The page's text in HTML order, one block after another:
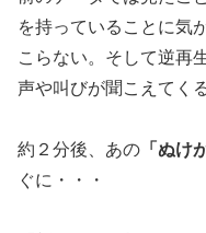
を持っていることに気
こらない。そして逆再
声や叫びが聞こえてくる
約２分後、あの 「ぬけ
ぐに・・・